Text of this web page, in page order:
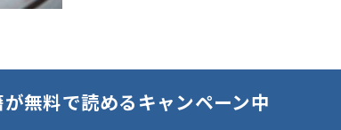
無料で読めるキャンペーン中